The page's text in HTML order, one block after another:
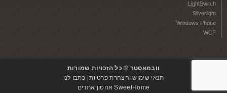
LightSwitch
Silverlight
Windows Phone
WCF
וובמאסטר © כל הזכויות שמורות
תנאי שימוש והצהרת פרטיות כתבו לנו
SweetHome אחסון אתרים